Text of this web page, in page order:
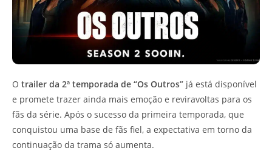
O trailer da 2ª temporada de “Os Outros” já está disponível
e promete trazer ainda mais emoção e reviravoltas para os
fãs da série. Após o sucesso da primeira temporada, que
conquistou uma base de fãs fiel, a expectativa em torno da
continuação da trama só aumenta.